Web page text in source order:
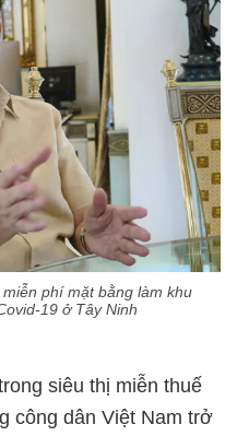
phí mặt bằng làm khu
19 ở Tây Ninh
siêu thị miễn thuế
công dân Việt Nam trở